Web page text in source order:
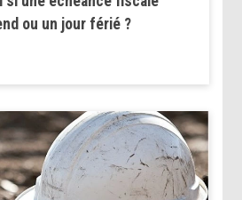
ou un jour férié ?